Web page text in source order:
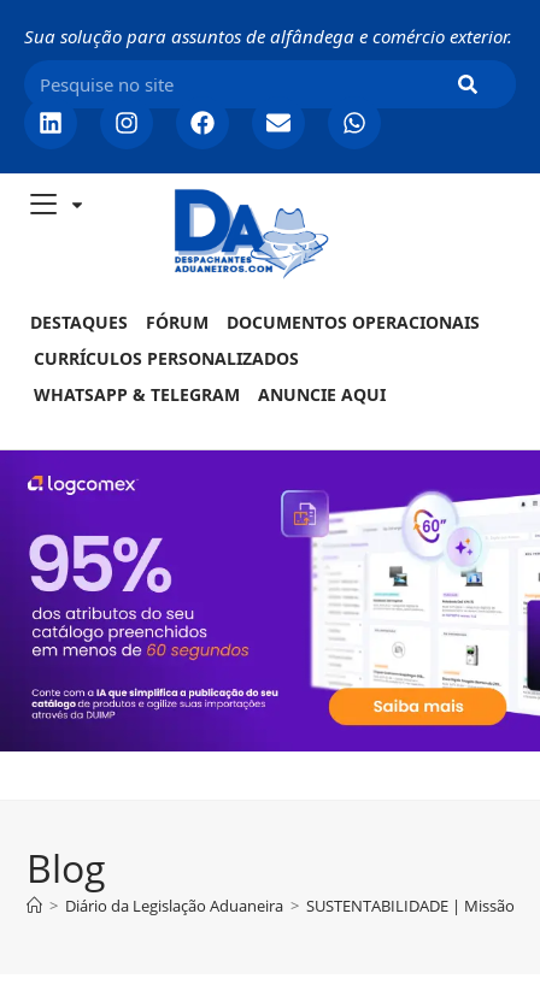
Sua solução para assuntos de alfândega e comércio exterior.
DESTAQUES FÓRUM
DOCUMENTOS OPERACIONAIS
CURRÍCULOS PERSONALIZADOS
WHATSAPP & TELEGRAM
ANUNCIE AQUI
Blog
> Diário da Legislação Aduaneira > SUSTENTABILIDADE | Missão